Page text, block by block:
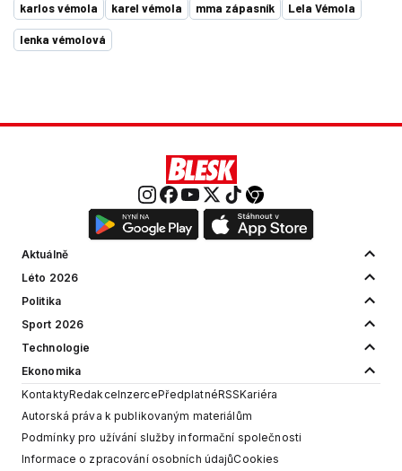
karlos vémola karel vémola mma zápasník Lela Vémola
lenka vémolová
Aktuálně
Léto 2026
Politika
Sport 2026
Technologie
Ekonomika
KontaktyRedakceInzercePředplatnéRSSKariéra
Autorská práva k publikovaným materiálům
Podmínky pro užívání služby informační společnosti
Informace o zpracování osobních údajůCookies